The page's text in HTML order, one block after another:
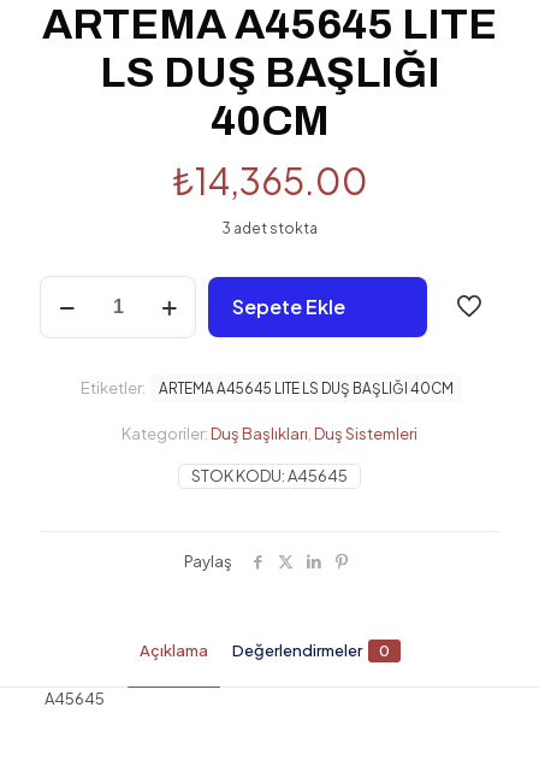
ARTEMA A45645 LITE
LS DUŞ BAŞLIĞI
40CM
₺14,365.00
3 adet stokta
ARTEMA
A45645
LITE
BAŞLIĞI
Sepete Ekle
STOK KODU:A45645
Kategoriler: Duş Başlıkları Duş Sistemleri
Etiketler: ARTEMA A45645 LITE LS DUŞ BAŞLIĞI 40CM
Paylaş
Açıklama Değerlendirmeler 0
A45645